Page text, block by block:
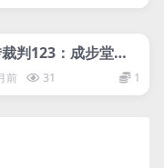
网盘下载游戏
判123：成步堂精
/Phoenix Wright: A
Trilogy
前 31 1